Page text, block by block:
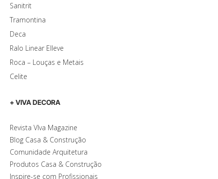
Sanitrit
Tramontina
Deca
Ralo Linear Elleve
Roca – Louças e Metais
Celite
+ VIVA DECORA
Revista VIva Magazine
Blog Casa & Construção
Comunidade Arquitetura
Produtos Casa & Construção
Inspire-se com Profissionais